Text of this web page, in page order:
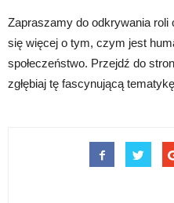
Zapraszamy do odkrywania roli
się więcej o tym, czym jest
społeczeństwo. Przejdź do
zgłębiaj tę fascynującą